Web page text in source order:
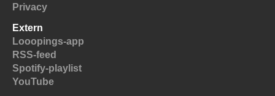
Privacy
Extern
Looopings-app
RSS-feed
Spotify-playlist
YouTube